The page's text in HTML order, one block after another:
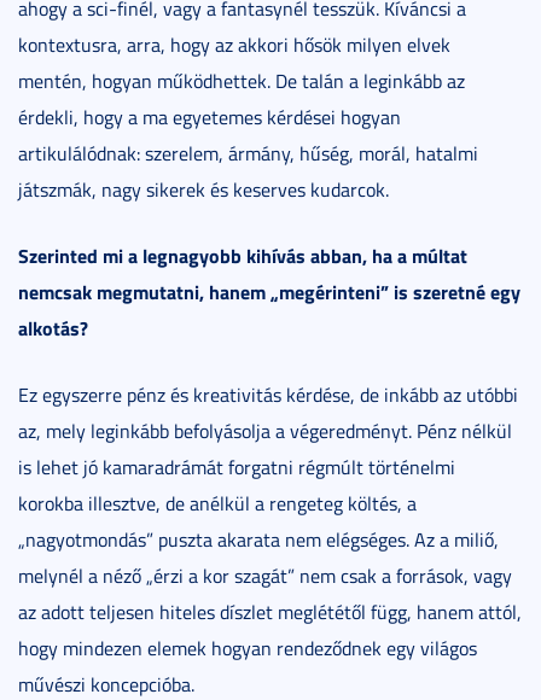
ahogy a sci-finél, vagy a fantasynél tesszük. Kíváncsi a
kontextusra, arra, hogy az akkori hősök milyen elvek
mentén, hogyan működhettek. De talán a leginkább az
érdekli, hogy a ma egyetemes kérdései hogyan
artikulálódnak: szerelem, ármány, hűség, morál, hatalmi
játszmák, nagy sikerek és keserves kudarcok.
Szerinted mi a legnagyobb kihívás abban, ha a múltat
nemcsak megmutatni, hanem „megérinteni” is szeretné egy
alkotás?
Ez egyszerre pénz és kreativitás kérdése, de inkább az utóbbi
az, mely leginkább befolyásolja a végeredményt. Pénz nélkül
is lehet jó kamaradrámát forgatni régmúlt történelmi
korokba illesztve, de anélkül a rengeteg költés, a
„nagyotmondás” puszta akarata nem elégséges. Az a miliő,
melynél a néző „érzi a kor szagát” nem csak a források, vagy
az adott teljesen hiteles díszlet meglététől függ, hanem attól,
hogy mindezen elemek hogyan rendeződnek egy világos
művészi koncepcióba.